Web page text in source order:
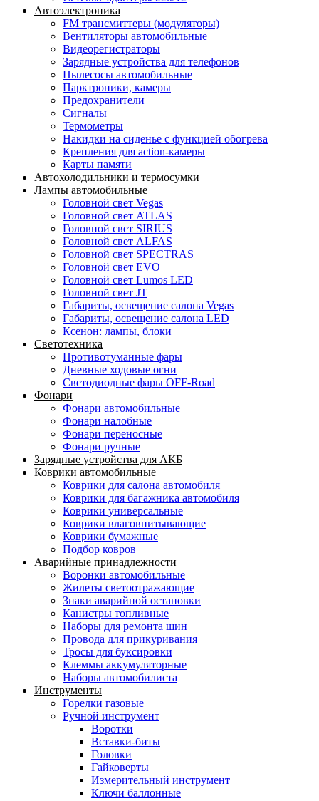
Автоэлектроника
FM трансмиттеры (модуляторы)
Вентиляторы автомобильные
Видеорегистраторы
Зарядные устройства для телефонов
Пылесосы автомобильные
Парктроники, камеры
Предохранители
Сигналы
Термометры
Накидки на сиденье с функцией обогрева
Крепления для action-камеры
Карты памяти
Автохолодильники и термосумки
Лампы автомобильные
Головной свет Vegas
Головной свет ATLAS
Головной свет SIRIUS
Головной свет ALFAS
Головной свет SPECTRAS
Головной свет EVO
Головной свет Lumos LED
Головной свет JT
Габариты, освещение салона Vegas
Габариты, освещение салона LED
Ксенон: лампы, блоки
Светотехника
Противотуманные фары
Дневные ходовые огни
Светодиодные фары OFF-Road
Фонари
Фонари автомобильные
Фонари налобные
Фонари переносные
Фонари ручные
Зарядные устройства для АКБ
Коврики автомобильные
Коврики для салона автомобиля
Коврики для багажника автомобиля
Коврики универсальные
Коврики влаговпитывающие
Коврики бумажные
Подбор ковров
Аварийные принадлежности
Воронки автомобильные
Жилеты светоотражающие
Знаки аварийной остановки
Канистры топливные
Наборы для ремонта шин
Провода для прикуривания
Тросы для буксировки
Клеммы аккумуляторные
Наборы автомобилиста
Инструменты
Горелки газовые
Ручной инструмент
Воротки
Вставки-биты
Головки
Гайковерты
Измерительный инструмент
Ключи баллонные